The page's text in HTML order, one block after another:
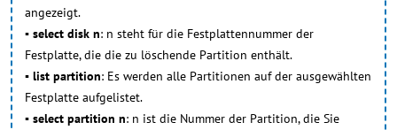
angezeigt.
▪ select disk n: n steht für die Festplattennummer der
Festplatte, die die zu löschende Partition enthält.
▪ list partition: Es werden alle Partitionen auf der ausgewählten
Festplatte aufgelistet.
▪ select partition n: n ist die Nummer der Partition, die Sie